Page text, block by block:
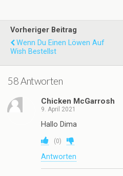
Vorheriger Beitrag
Wenn Du Einen Löwen Auf
Wish Bestellst
58 Antworten
Chicken McGarrosh
9. April 2021
Hallo Dima
(0)
Antworten